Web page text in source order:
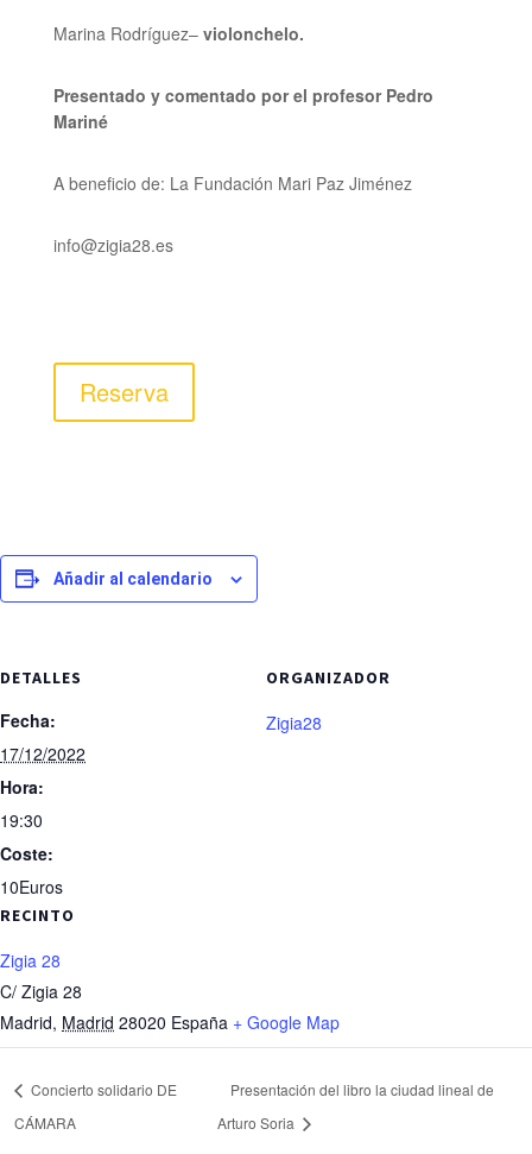
Marina Rodríguez– violonchelo.
Presentado y comentado por el profesor Pedro
Mariné
A beneficio de: La Fundación Mari Paz Jiménez
info@zigia28.es
Reserva
Añadir al calendario
DETALLES
Fecha:
17/12/2022
Hora:
19:30
Coste:
10Euros
RECINTO
Zigia 28
C/ Zigia 28
Madrid, Madrid 28020 España + Google Map
ORGANIZADOR
Zigia28
Concierto solidario DE
CÁMARA
Presentación del libro la ciudad lineal de
Arturo Soria